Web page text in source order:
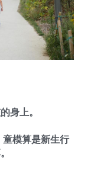
身上。
模算是新生行